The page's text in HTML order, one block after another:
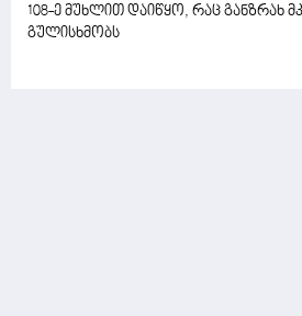
108-ე მუხლით დაიწყო, რაც განზრახ
გულისხმობს